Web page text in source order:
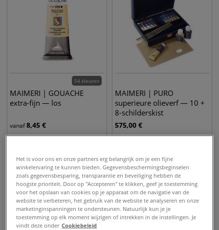
54 kleuren
MAIMERI | GOUACHE
extra-fijn — los
vanaf8,45 €
MAIMERI | PURO
superieure olieverf — 10 +
8-schilderskist
575,00 €
Het is voor ons en onze partners erg belangrijk om je een fijne
winkelervaring te kunnen bieden. Gegevensbeschermingsbeginselen
zoals gegevensbesparing, transparantie en beveiliging hebben de
hoogste prioriteit. Door op "Accepteren" te klikken, geef je toestemming
voor het opslaan van cookies op je apparaat om de navigatie van de
website te verbeteren, het gebruik van de website te analyseren en onze
marketinginspanningen te ondersteunen. Natuurlijk kun je je
toestemming op elk moment wijzigen of intrekken in de instellingen. Je
vindt deze onder Cookiebeleid